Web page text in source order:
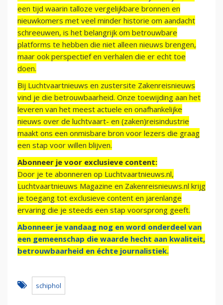
een tijd waarin talloze vergelijkbare bronnen en
nieuwkomers met veel minder historie om aandacht
schreeuwen, is het belangrijk om betrouwbare
platforms te hebben die niet alleen nieuws brengen,
maar ook perspectief en verhalen die er echt toe
doen.
Bij Luchtvaartnieuws en zustersite Zakenreisnieuws
vind je die betrouwbaarheid. Onze toewijding aan het
leveren van het meest actuele en onafhankelijke
nieuws over de luchtvaart- en (zaken)reisindustrie
maakt ons een onmisbare bron voor lezers die graag
een stap voor willen blijven.
Abonneer je voor exclusieve content:
Door je te abonneren op Luchtvaartnieuws.nl,
Luchtvaartnieuws Magazine en Zakenreisnieuws.nl krijg
je toegang tot exclusieve content en jarenlange
ervaring die je steeds een stap voorsprong geeft.
Abonneer je vandaag nog en word onderdeel van
een gemeenschap die waarde hecht aan kwaliteit,
betrouwbaarheid en échte journalistiek.
schiphol